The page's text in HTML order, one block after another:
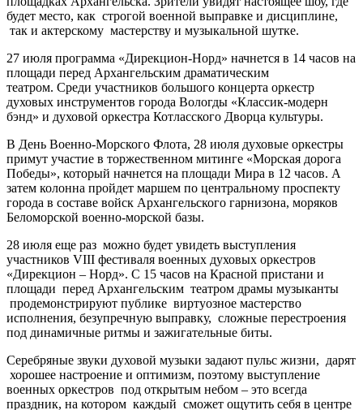
будет место, как строгой военной выправке и дисциплине,
так и актерскому мастерству и музыкальной шутке.
27 июля программа «Дирекцион-Норд» начнется в 14 часов на
площади перед Архангельским драматическим
театром. Среди участников большого концерта оркестр
духовых инструментов города Вологды «Классик-модерн
бэнд» и духовой оркестра Котласского Дворца культуры.
В День Военно-Морского Флота, 28 июля духовые оркестры
примут участие в торжественном митинге «Морская дорога
Победы», который начнется на площади Мира в 12 часов. А
затем колонна пройдет маршем по центральному проспекту
города в составе войск Архангельского гарнизона, моряков
Беломорской военно-морской базы.
28 июля еще раз можно будет увидеть выступления
участников VIII фестиваля военных духовых оркестров
«Дирекцион – Норд». С 15 часов на Красной пристани и
площади перед Архангельским театром драмы музыканты
продемонстрируют публике виртуозное мастерство
исполнения, безупречную выправку, сложные перестроения
под динамичные ритмы и зажигательные биты.
Серебряные звуки духовой музыки задают пульс жизни, дарят
хорошее настроение и оптимизм, поэтому выступление
военных оркестров под открытым небом – это всегда
праздник, на котором каждый сможет ощутить себя в центре